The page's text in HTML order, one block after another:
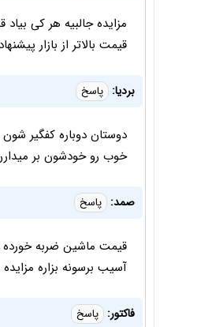
مزایده جالبیه هر کی
قیمت بالاتر از بازار
بردیا: پاسخ
دوستان دوباره کفگیر
خوب رو خودشون بر
صمد: پاسخ
قیمت ماشین ضربه خورده
آسیب برسونه بزاره
فاکتور: پاسخ